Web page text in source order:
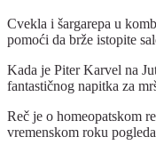
Cvekla i šargarepa u
pomoći da brže istopite
Kada je Piter Karvel na
fantastičnog napitka za
Reč je o homeopatskom
vremenskom roku